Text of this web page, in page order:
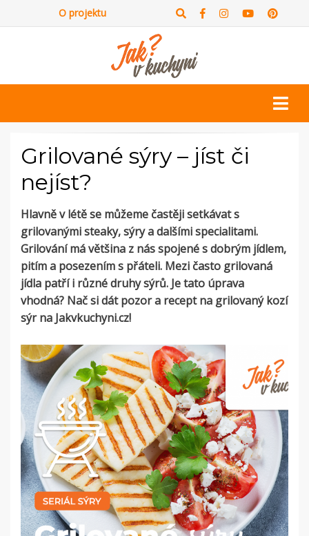
O projektu
Grilované sýry – jíst či
nejíst?
Hlavně v létě se můžeme častěji setkávat s
grilovanými steaky, sýry a dalšími specialitami.
Grilování má většina z nás spojené s dobrým jídlem,
pitím a posezením s přáteli. Mezi často grilovaná
jídla patří i různé druhy sýrů. Je tato úprava
vhodná? Nač si dát pozor a recept na grilovaný kozí
sýr na Jakvkuchyni.cz!